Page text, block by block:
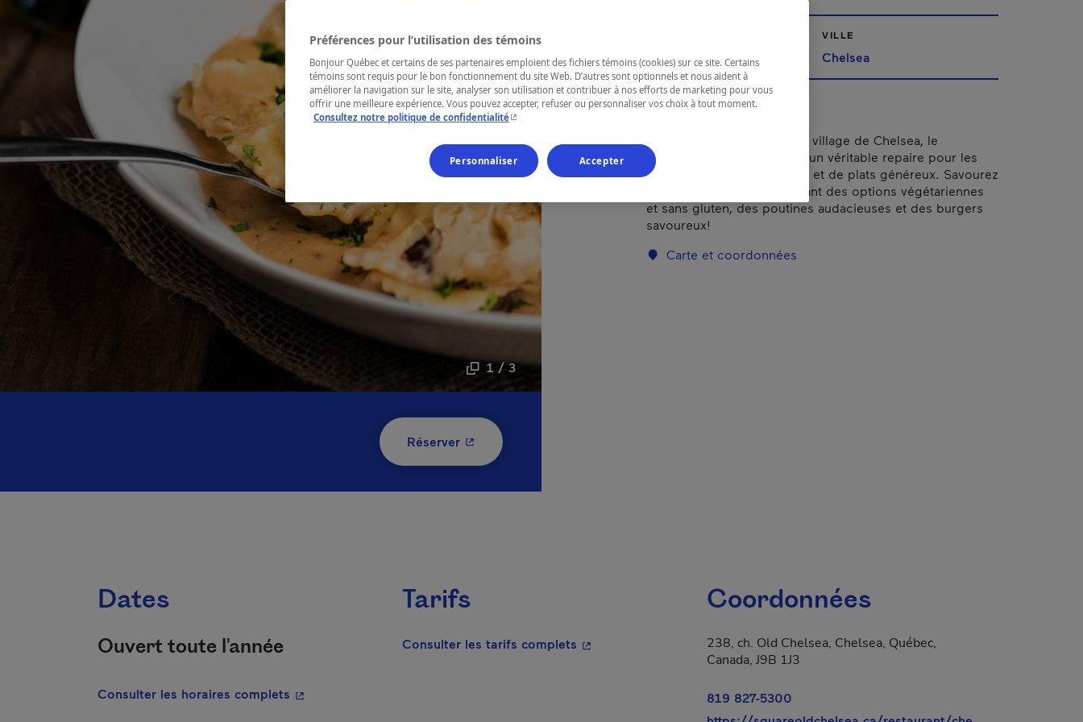
1 / 3
Réserver- Cet hyperlien s'ouvrira dans une nouvelle fenêtre.
Outaouais
VILLE
Chelsea
Situé au cœur du charmant village de Chelsea, le
restaurant Chelsea Pub est un véritable repaire pour les
amateurs de bonnes bières et de plats généreux. Savourez
des plats gourmands incluant des options végétariennes
et sans gluten, des poutines audacieuses et des burgers
savoureux!
Carte et coordonnées
Dates
Ouvert toute l'année
Consulter les horaires complets - Cet hyperlien s'ouvrira dans une nouvelle fenêtre.
Tarifs
Consulter les tarifs complets - Cet hyperlien s'ouvrira dans une nouvelle fenêtre.
Coordonnées
238, ch. Old Chelsea, Chelsea, Québec,
Canada, J9B 1J3
819 827-5300
Préférences pour l’utilisation des témoins
Bonjour Québec et certains de ses partenaires emploient des fichiers témoins (cookies) sur ce site. Certains
témoins sont requis pour le bon fonctionnement du site Web. D’autres sont optionnels et nous aident à
améliorer la navigation sur le site, analyser son utilisation et contribuer à nos efforts de marketing pour vous
offrir une meilleure expérience. Vous pouvez accepter, refuser ou personnaliser vos choix à tout moment.
Consultez notre politique de confidentialité- Cet hyperlien s'ouvrira dans une nouvelle fenêtre.
Personnaliser Accepter